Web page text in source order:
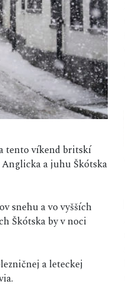
tento víkend britskí
a juhu Škótska
snehu a vo vyšších
Škótska by v noci
a leteckej